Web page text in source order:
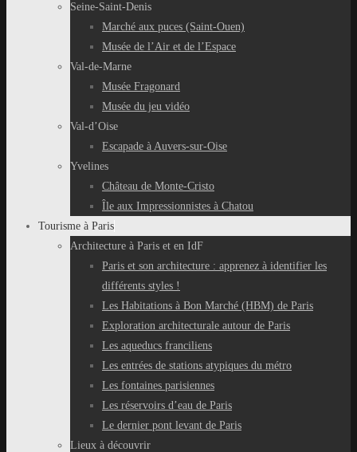
Seine-Saint-Denis
Marché aux puces (Saint-Ouen)
Musée de l’Air et de l’Espace
Val-de-Marne
Musée Fragonard
Musée du jeu vidéo
Val-d’Oise
Escapade à Auvers-sur-Oise
Yvelines
Château de Monte-Cristo
Île aux Impressionnistes à Chatou
Tourisme à Paris
Architecture à Paris et en IdF
Paris et son architecture : apprenez à identifier les
différents styles !
Les Habitations à Bon Marché (HBM) de Paris
Exploration architecturale autour de Paris
Les aqueducs franciliens
Les entrées de stations atypiques du métro
Les fontaines parisiennes
Les réservoirs d’eau de Paris
Le dernier pont levant de Paris
Lieux à découvrir